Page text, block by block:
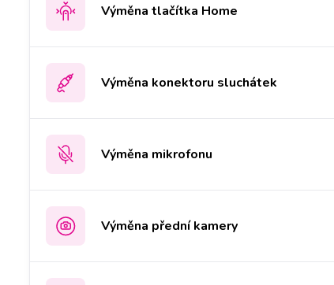
Výměna tlačítka Home
Výměna konektoru sluchátek
Výměna mikrofonu
Výměna přední kamery